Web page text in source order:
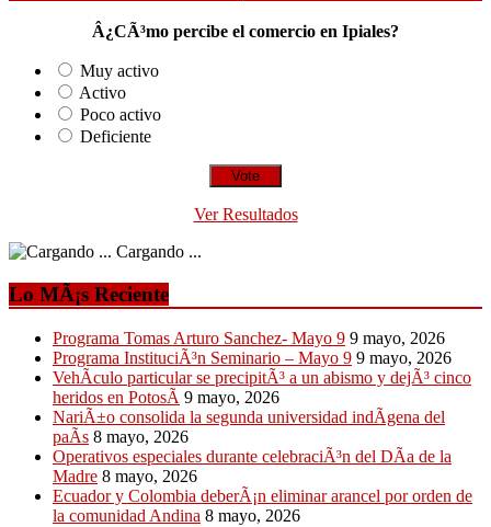
Â¿CÃ³mo percibe el comercio en Ipiales?
Muy activo
Activo
Poco activo
Deficiente
Ver Resultados
Cargando ...
Lo MÃ¡s Reciente
Programa Tomas Arturo Sanchez- Mayo 9 9 mayo, 2026
Programa InstituciÃ³n Seminario – Mayo 9 9 mayo, 2026
VehÃ­culo particular se precipitÃ³ a un abismo y dejÃ³ cinco
heridos en PotosÃ­ 9 mayo, 2026
NariÃ±o consolida la segunda universidad indÃ­gena del
paÃ­s 8 mayo, 2026
Operativos especiales durante celebraciÃ³n del DÃ­a de la
Madre 8 mayo, 2026
Ecuador y Colombia deberÃ¡n eliminar arancel por orden de
la comunidad Andina 8 mayo, 2026